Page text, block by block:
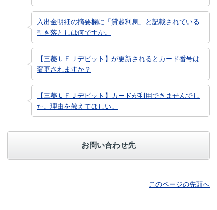
入出金明細の摘要欄に「貸越利息」と記載されている
引き落としは何ですか。
【三菱ＵＦＪデビット】が更新されるとカード番号は
変更されますか？
【三菱ＵＦＪデビット】カードが利用できませんでし
た。理由を教えてほしい。
お問い合わせ先
このページの先頭へ